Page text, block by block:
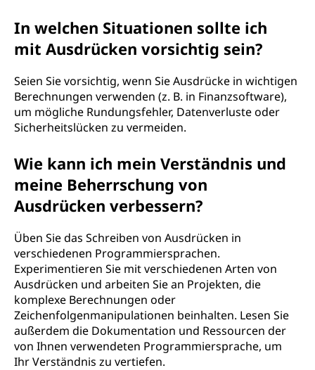
In welchen Situationen sollte ich
mit Ausdrücken vorsichtig sein?
Seien Sie vorsichtig, wenn Sie Ausdrücke in wichtigen
Berechnungen verwenden (z. B. in Finanzsoftware),
um mögliche Rundungsfehler, Datenverluste oder
Sicherheitslücken zu vermeiden.
Wie kann ich mein Verständnis und
meine Beherrschung von
Ausdrücken verbessern?
Üben Sie das Schreiben von Ausdrücken in
verschiedenen Programmiersprachen.
Experimentieren Sie mit verschiedenen Arten von
Ausdrücken und arbeiten Sie an Projekten, die
komplexe Berechnungen oder
Zeichenfolgenmanipulationen beinhalten. Lesen Sie
außerdem die Dokumentation und Ressourcen der
von Ihnen verwendeten Programmiersprache, um
Ihr Verständnis zu vertiefen.